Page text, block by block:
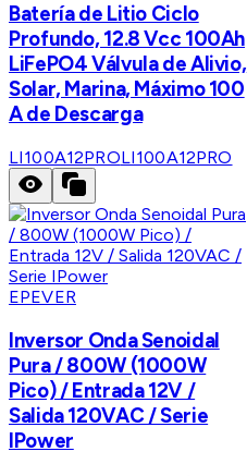
Batería de Litio Ciclo
Profundo, 12.8 Vcc 100Ah
LiFePO4 Válvula de Alivio,
Solar, Marina, Máximo 100
A de Descarga
LI100A12PROLI100A12PRO
EPEVER
Inversor Onda Senoidal
Pura / 800W (1000W
Pico) / Entrada 12V /
Salida 120VAC / Serie
IPower